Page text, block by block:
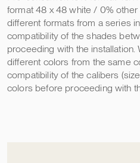
format 48 x 48 white / 0% other
different formats from a series
compatibility of the shades
proceeding with the installation.
different colors from the same
compatibility of the calibers
colors before proceeding with